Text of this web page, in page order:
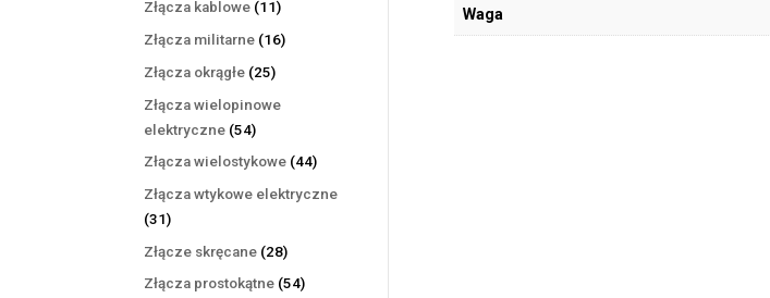
Złącza kablowe 1111
produktów
Złącza militarne 1616
Złącza okrągłe 2525
Złącza wielopinowe
elektryczne 5454
produkty
Złącza wielostykowe 4444
Złącza wtykowe elektryczne
3131
produktów
Złącze skręcane 2828
produktów
Złącza prostokątne 5454
Waga